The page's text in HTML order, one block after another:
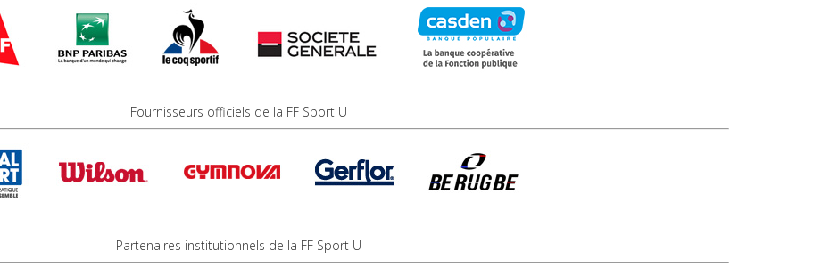
Fournisseurs officiels de la FF Sport U
Partenaires institutionnels de la FF Sport U